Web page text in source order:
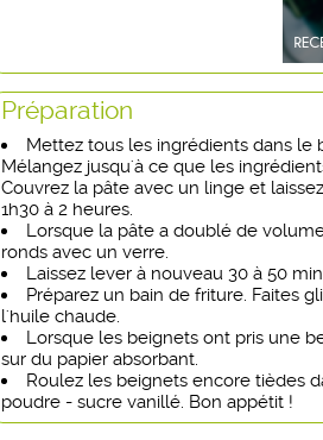
Préparation
Mettez tous les ingrédients dans le
Mélangez jusqu'à ce que les
Couvrez la pâte avec un linge et
1h30 à 2 heures.
Lorsque la pâte a doublé de
ronds avec un verre.
Laissez lever à nouveau 30 à 50
Préparez un bain de friture. Faites
l'huile chaude.
Lorsque les beignets ont pris une
sur du papier absorbant.
Roulez les beignets encore tièdes
poudre - sucre vanillé. Bon appétit !